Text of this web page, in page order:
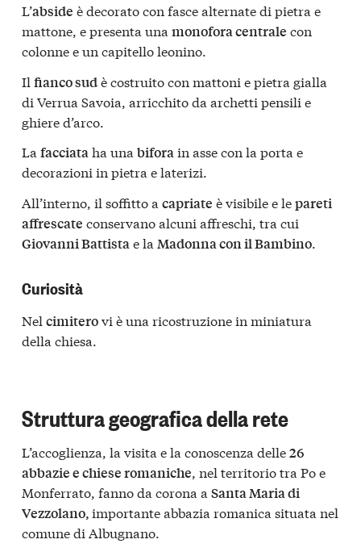
L’abside è decorato con fasce alternate di pietra e
mattone, e presenta una monofora centrale con
colonne e un capitello leonino.
Il fianco sudè costruito con mattoni e pietra gialla
di Verrua Savoia, arricchito da archetti pensili e
ghiere d’arco.
La facciataha una biforain asse con la porta e
decorazioni in pietra e laterizi.
All’interno, il soffitto a capriate è visibile e lepareti
affrescate conservano alcuni affreschi, tra cui
Giovanni Battistae la Madonna con il Bambino.
Curiosità
Nel cimiterovi è una ricostruzione in miniatura
della chiesa.
Struttura geografica della rete
L’accoglienza, la visita e la conoscenza delle26
abbazie e chiese romaniche, nel territorio tra Po e
Monferrato, fanno da corona a Santa Maria di
Vezzolano,importante abbazia romanica situata nel
comune di Albugnano.